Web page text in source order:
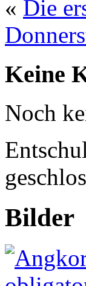
« Die
Keine
Noch
Bilder